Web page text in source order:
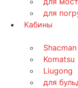
для
Кабины
Shacman
Komatsu
Liugong
для